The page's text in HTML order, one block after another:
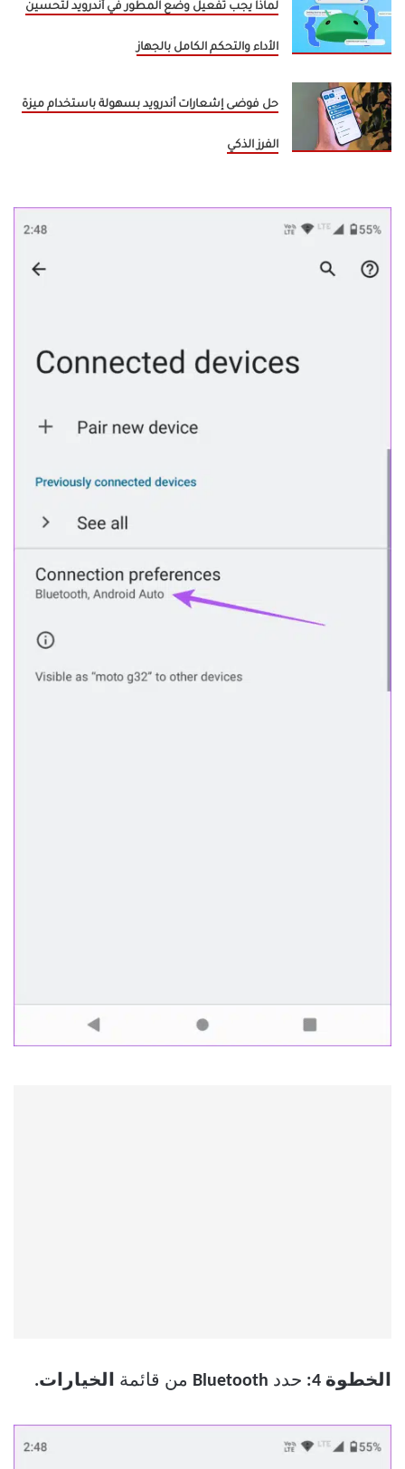
لماذا يجب تفعيل وضع المطور في أندرويد لتحسين
الأداء والتحكم الكامل بالجهاز
حل فوضى إشعارات أندرويد بسهولة باستخدام ميزة
الفرز الذكي
الخطوة 4: حدد Bluetooth من قائمة الخيارات.